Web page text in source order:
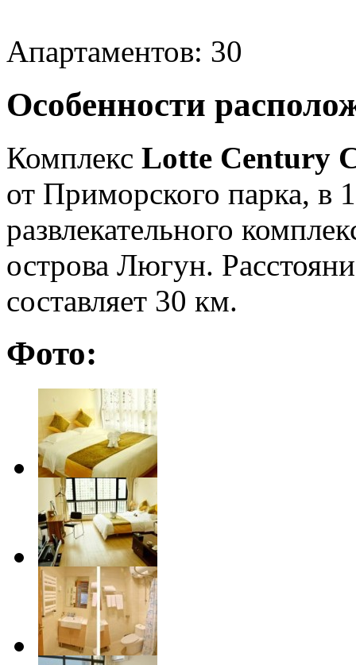
Апартаментов: 30
Особенности
Комплекс Lotte Century
от Приморского парка, в
развлекательного
острова Люгун.
составляет 30 км.
Фото: